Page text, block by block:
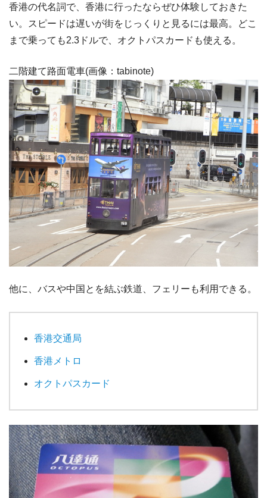
香港の代名詞で、香港に行ったならぜひ体験しておきた
い。スピードは遅いが街をじっくりと見るには最高。どこ
まで乗っても2.3ドルで、オクトパスカードも使える。
二階建て路面電車(画像：tabinote)
他に、バスや中国とを結ぶ鉄道、フェリーも利用できる。
香港交通局
香港メトロ
オクトパスカード